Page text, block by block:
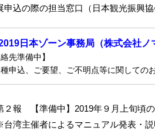
込の際の担当窓口（日本観光振興協
日本ゾーン事務局（株式会社ノ
絡先準備中】
申込、ご要望、ご不明点等に関しての
報 【準備中】2019年９月上旬頃の
主催者によるマニュアル発表・説